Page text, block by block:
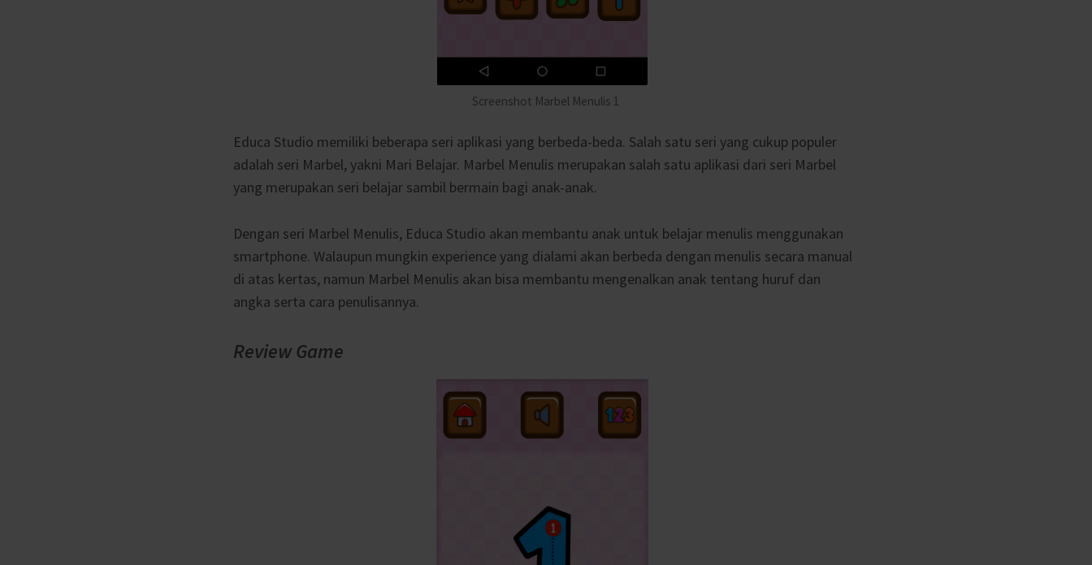
Screenshot Marbel Menulis 1
Educa Studio memiliki beberapa seri aplikasi yang berbeda-beda. Salah satu seri yang cukup populer
adalah seri Marbel, yakni Mari Belajar. Marbel Menulis merupakan salah satu aplikasi dari seri Marbel
yang merupakan seri belajar sambil bermain bagi anak-anak.
Dengan seri Marbel Menulis, Educa Studio akan membantu anak untuk belajar menulis menggunakan
smartphone. Walaupun mungkin experience yang dialami akan berbeda dengan menulis secara manual
di atas kertas, namun Marbel Menulis akan bisa membantu mengenalkan anak tentang huruf dan
angka serta cara penulisannya.
ReviewGame